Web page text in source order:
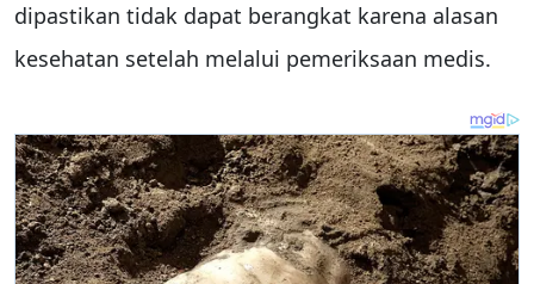
dipastikan tidak dapat berangkat karena alasan
kesehatan setelah melalui pemeriksaan medis.